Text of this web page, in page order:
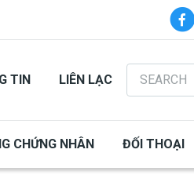
TIN LIÊN LẠC
Search
CHỨNG NHÂN ĐỐI THOẠI